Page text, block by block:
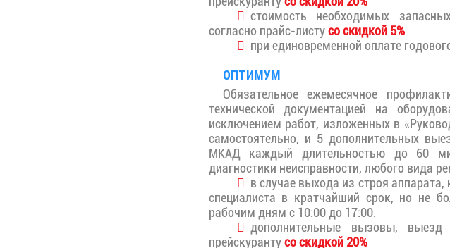
стоимость необходимых
согласно прайс-листусо скидкой 5%
при единовременной оплате
ОПТИМУМ
Обязательное ежемесячное
технической документацией на
исключением работ, изложенных в
самостоятельно, и 5 дополнительных
МКАД каждый длительностью до 60
диагностики неисправности, любого вида
в случае выхода из строя
специалиста в кратчайший срок, но не
рабочим дням с 10:00 до 17:00.
дополнительные вызовы,
прейскурантусо скидкой 20%